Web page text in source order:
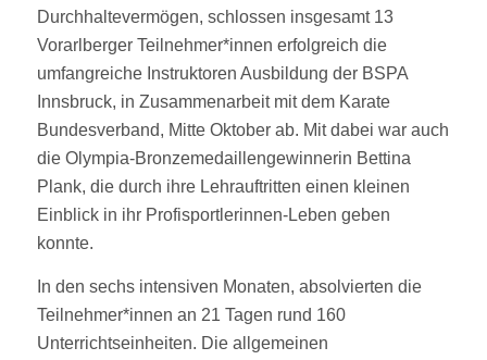
Durchhaltevermögen, schlossen insgesamt 13
Vorarlberger Teilnehmer*innen erfolgreich die
umfangreiche Instruktoren Ausbildung der BSPA
Innsbruck, in Zusammenarbeit mit dem Karate
Bundesverband, Mitte Oktober ab. Mit dabei war auch
die Olympia-Bronzemedaillengewinnerin Bettina
Plank, die durch ihre Lehrauftritten einen kleinen
Einblick in ihr Profisportlerinnen-Leben geben
konnte.
In den sechs intensiven Monaten, absolvierten die
Teilnehmer*innen an 21 Tagen rund 160
Unterrichtseinheiten. Die allgemeinen